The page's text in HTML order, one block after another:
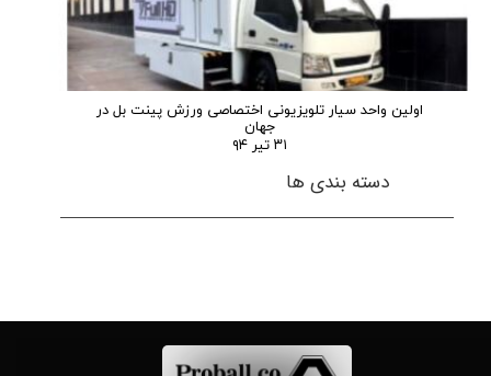
دسته بندی ها
اولین واحد سیار تلویزیونی اختصاصی ورزش پینت بل در
جهان
۳۱ تیر ۹۴